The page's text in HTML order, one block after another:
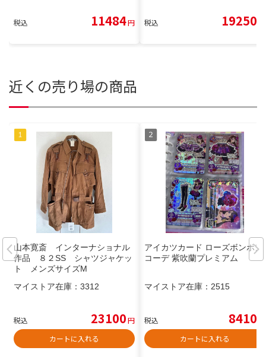
税込 11484円 税込 19250
近くの売り場の商品
山本寛斎 インターナショナル
作品 ８２SS シャツジャケッ
ト メンズサイズM
マイストア在庫： 3312
税込 23100円
カートに入れる
アイカツカード ローズボンボン
コーデ 紫吹蘭プレミアム
マイストア在庫： 2515
税込 8410
カートに入れる